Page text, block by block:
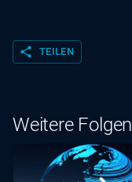
share TEILEN
Weitere Folgen